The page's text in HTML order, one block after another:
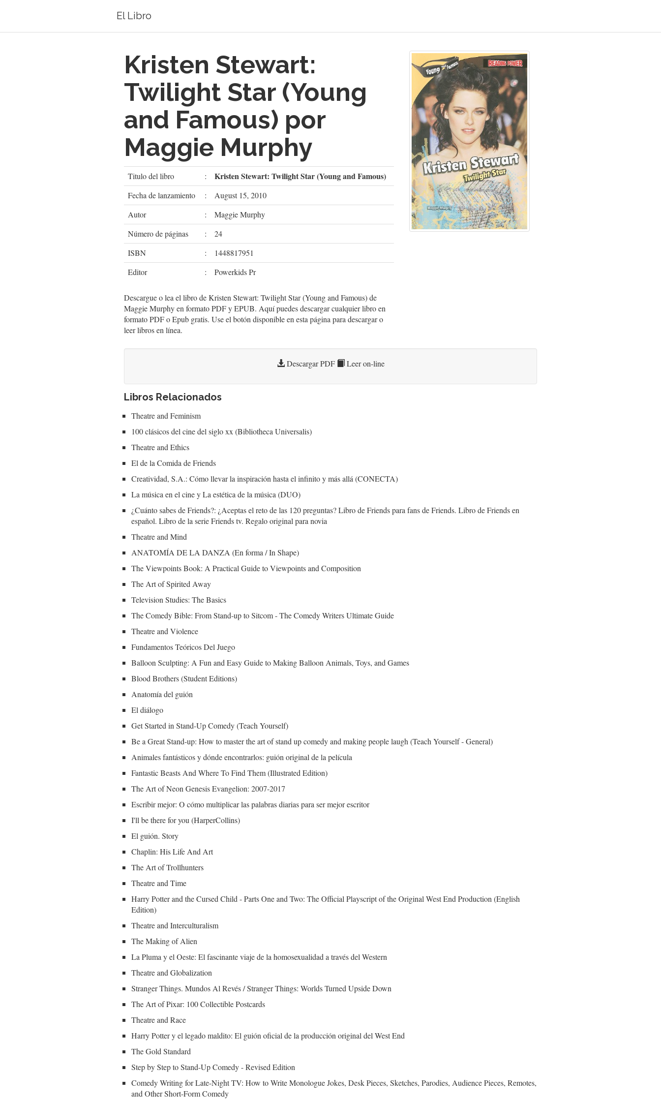
El Libro
Kristen Stewart:
Twilight Star (Young
and Famous) por
Maggie Murphy
Titulo del libro : Kristen Stewart: Twilight Star (Young and Famous)
Fecha de lanzamiento :
August 15, 2010
Autor
:
Maggie Murphy
Número de páginas
:
24
ISBN
:
1448817951
Editor
: Powerkids Pr
Descargue o lea el libro de Kristen Stewart: Twilight Star (Young and Famous) de
Maggie Murphy en formato PDF y EPUB. Aquí puedes descargar cualquier libro en
formato PDF o Epub gratis. Use el botón disponible en esta página para descargar o
leer libros en línea.
Descargar PDF Leer on-line
Libros Relacionados
Theatre and Feminism
100 clásicos del cine del siglo xx (Bibliotheca Universalis)
Theatre and Ethics
El de la Comida de Friends
Creatividad, S.A.: Cómo llevar la inspiración hasta el infinito y más allá (CONECTA)
La música en el cine y La estética de la música (DUO)
¿Cuánto sabes de Friends?: ¿Aceptas el reto de las 120 preguntas? Libro de Friends para fans de Friends. Libro de Friends en
español. Libro de la serie Friends tv. Regalo original para novia
Theatre and Mind
ANATOMÍA DE LA DANZA (En forma / In Shape)
The Viewpoints Book: A Practical Guide to Viewpoints and Composition
The Art of Spirited Away
Television Studies: The Basics
The Comedy Bible: From Stand-up to Sitcom - The Comedy Writers Ultimate Guide
Theatre and Violence
Fundamentos Teóricos Del Juego
Balloon Sculpting: A Fun and Easy Guide to Making Balloon Animals, Toys, and Games
Blood Brothers (Student Editions)
Anatomía del guión
El diálogo
Get Started in Stand-Up Comedy (Teach Yourself)
Be a Great Stand-up: How to master the art of stand up comedy and making people laugh (Teach Yourself - General)
Animales fantásticos y dónde encontrarlos: guión original de la película
Fantastic Beasts And Where To Find Them (Illustrated Edition)
The Art of Neon Genesis Evangelion: 2007-2017
Escribir mejor: O cómo multiplicar las palabras diarias para ser mejor escritor
I'll be there for you (HarperCollins)
El guión. Story
Chaplin: His Life And Art
The Art of Trollhunters
Theatre and Time
Harry Potter and the Cursed Child - Parts One and Two: The Official Playscript of the Original West End Production (English
Edition)
Theatre and Interculturalism
The Making of Alien
La Pluma y el Oeste: El fascinante viaje de la homosexualidad a través del Western
Theatre and Globalization
Stranger Things. Mundos Al Revés / Stranger Things: Worlds Turned Upside Down
The Art of Pixar: 100 Collectible Postcards
Theatre and Race
Harry Potter y el legado maldito: El guión oficial de la producción original del West End
The Gold Standard
Step by Step to Stand-Up Comedy - Revised Edition
Comedy Writing for Late-Night TV: How to Write Monologue Jokes, Desk Pieces, Sketches, Parodies, Audience Pieces, Remotes,
and Other Short-Form Comedy